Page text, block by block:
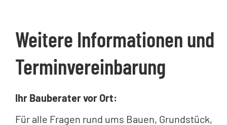
Weitere Informationen und
Terminvereinbarung
Ihr Bauberater vor Ort:
Für alle Fragen rund ums Bauen, Grundstück,